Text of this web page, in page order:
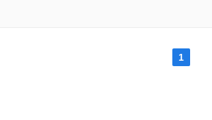
1